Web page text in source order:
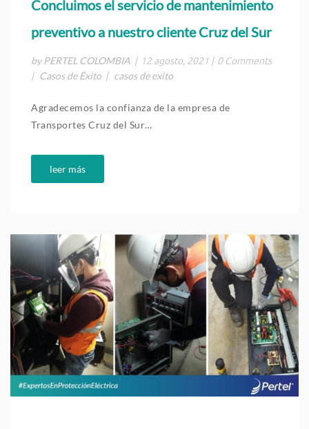
Concluimos el servicio de mantenimiento
preventivo a nuestro cliente Cruz del Sur
by PERTEL COLOMBIA | 12 agosto, 2021 | 0 Comments
|
Casos de Éxito | casos de exito
Agradecemos la confianza de la empresa de
Transportes Cruz del Sur…
leer más